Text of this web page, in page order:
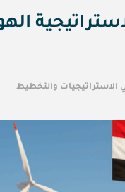
الاستراتيجيات والتخطيط